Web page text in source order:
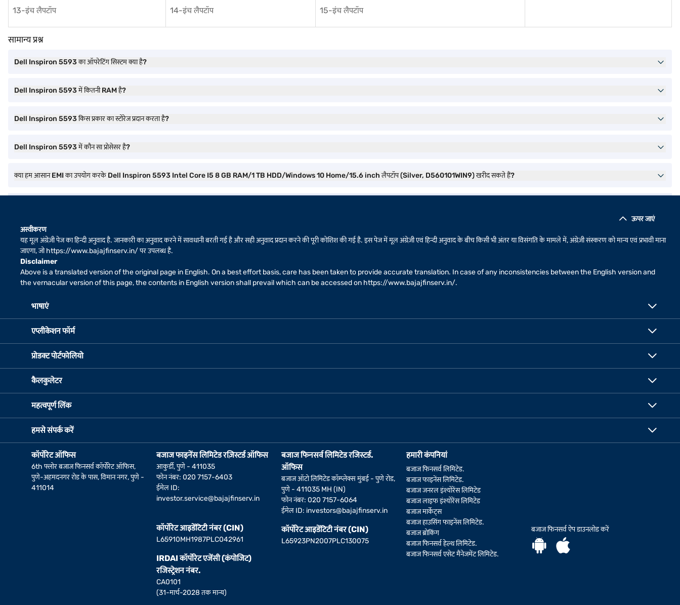
13-इंच लैपटॉप 14-इंच लैपटॉप 15-इंच लैपटॉप
सामान्य प्रश्न
Dell Inspiron 5593 का ऑपरेटिंग सिस्टम क्या है?
Dell Inspiron 5593 में कितनी RAM है?
Dell Inspiron 5593 किस प्रकार का स्टोरेज प्रदान करता है?
Dell Inspiron 5593 में कौन सा प्रोसेसर है?
क्या हम आसान EMI का उपयोग करके Dell Inspiron 5593 Intel Core I5 8 GB RAM/1 TB HDD/Windows 10 Home/15.6 inch लैपटॉप (Silver, D560101WIN9) खरीद सकते हैं?
ऊपर जाएं
अस्वीकरण
यह मूल अंग्रेज़ी पेज का हिन्दी अनुवाद है. जानकारी का अनुवाद करने में सावधानी बरती गई है और सही अनुवाद प्रदान करने की पूरी कोशिश की गई है. इस पेज में मूल अंग्रेज़ी एवं हिन्दी अनुवाद के बीच किसी भी अंतर या विसंगति के मामले में, अंग्रेज़ी संस्करण को मान्य एवं प्रभावी माना
जाएगा, जोhttps://www.bajajfinserv.in/पर उपलब्ध है.
Disclaimer
Above is a translated version of the original page in English. On a best effort basis, care has been taken to provide accurate translation. In case of any inconsistencies between the English version and
the vernacular version of this page, the contents in English version shall prevail which can be accessed on https://www.bajajfinserv.in/.
भाषाएं
एप्लीकेशन फॉर्म
प्रोडक्ट पोर्टफोलियो
कैलकुलेटर
महत्वपूर्ण लिंक
हमसे संपर्क करें
कॉर्पोरेट ऑफिस
6th फ्लोर बजाज फिनसर्व कॉर्पोरेट ऑफिस,
पुणे-अहमदनगर रोड के पास, विमान नगर, पुणे -
411014
बजाज फाइनेंस लिमिटेड रज़िस्टर्ड ऑफिस
आकुर्डी, पुणे - 411035
फोन नंबर: 020 7157-6403
ईमेल ID:
investor.service@bajajfinserv.in
कॉर्पोरेट आइडेंटिटी नंबर (CIN)
L65910MH1987PLC042961
IRDAI कॉर्पोरेट एजेंसी (कंपोजिट)
रजिस्ट्रेशन नंबर.
CA0101
(31-मार्च-2028 तक मान्य)
बजाज फिनसर्व लिमिटेड रजिस्टर्ड.
ऑफिस
बजाज ऑटो लिमिटेड कॉम्प्लेक्स मुंबई - पुणे रोड,
पुणे - 411035 MH (IN)
फोन नंबर: 020 7157-6064
ईमेल ID: investors@bajajfinserv.in
कॉर्पोरेट आइडेंटिटी नंबर (CIN)
L65923PN2007PLC130075
हमारी कंपनियां
बजाज फिनसर्व लिमिटेड.
बजाज फाइनेंस लिमिटेड.
बजाज जनरल इंश्योरेंस लिमिटेड
बजाज लाइफ इंश्योरेंस लिमिटेड
बजाज मार्केट्स
बजाज हाउसिंग फाइनेंस लिमिटेड.
बजाज ब्रोकिंग
बजाज फिनसर्व हेल्थ लिमिटेड.
बजाज फिनसर्व एसेट मैनेजमेंट लिमिटेड.
बजाज फिनसर्व ऐप डाउनलोड करें